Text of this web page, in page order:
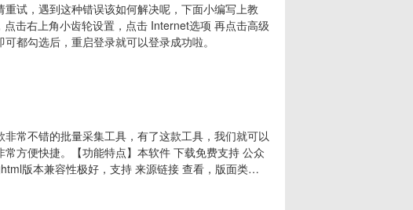
试，遇到这种错误该如何解决呢，下面小编写上教
击右上角小齿轮设置，点击 Internet选项 再点击高级
都勾选后，重启登录就可以登录成功啦。
常不错的批量采集工具，有了这款工具，我们就可以
方便快捷。【功能特点】本软件 下载免费支持 公众
版本兼容性极好，支持 来源链接 查看，版面类似
，高质量无损保存，可下载的word版本 完美适配，
般过大的图片可能存在问题)支持在批量下载时 下载